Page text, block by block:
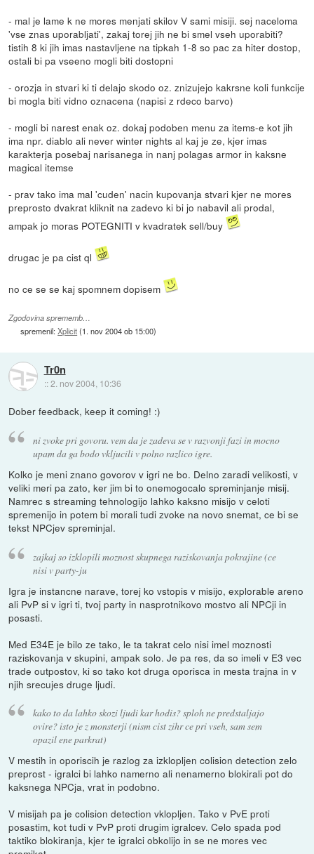
- mal je lame k ne mores menjati skilov V sami misiji. sej naceloma
'vse znas uporabljati', zakaj torej jih ne bi smel vseh uporabiti?
tistih 8 ki jih imas nastavljene na tipkah 1-8 so pac za hiter dostop,
ostali bi pa vseeno mogli biti dostopni
- orozja in stvari ki ti delajo skodo oz. znizujejo kakrsne koli funkcije
bi mogla biti vidno oznacena (napisi z rdeco barvo)
- mogli bi narest enak oz. dokaj podoben menu za items-e kot jih
ima npr. diablo ali never winter nights al kaj je ze, kjer imas
karakterja posebaj narisanega in nanj polagas armor in kaksne
magical itemse
- prav tako ima mal 'cuden' nacin kupovanja stvari kjer ne mores
preprosto dvakrat kliknit na zadevo ki bi jo nabavil ali prodal,
ampak jo moras POTEGNITI v kvadratek sell/buy
drugac je pa cist ql
no ce se se kaj spomnem dopisem
Zgodovina sprememb…
spremenil:Xplicit(1. nov 2004 ob 15:00)
Tr0n
::2. nov 2004, 10:36
Dober feedback, keep it coming! :)
ni zvoke pri govoru. vem da je zadeva se v razvonji fazi in mocno
upam da ga bodo vkljucili v polno razlico igre.
Kolko je meni znano govorov v igri ne bo. Delno zaradi velikosti, v
veliki meri pa zato, ker jim bi to onemogocalo spreminjanje misij.
Namrec s streaming tehnologijo lahko kaksno misijo v celoti
spremenijo in potem bi morali tudi zvoke na novo snemat, ce bi se
tekst NPCjev spreminjal.
zajkaj so izklopili moznost skupnega raziskovanja pokrajine (ce
nisi v party-ju
Igra je instancne narave, torej ko vstopis v misijo, explorable areno
ali PvP si v igri ti, tvoj party in nasprotnikovo mostvo ali NPCji in
posasti.
Med E34E je bilo ze tako, le ta takrat celo nisi imel moznosti
raziskovanja v skupini, ampak solo. Je pa res, da so imeli v E3 vec
trade outpostov, ki so tako kot druga oporisca in mesta trajna in v
njih srecujes druge ljudi.
kako to da lahko skozi ljudi kar hodis? sploh ne predstaljajo
ovire? isto je z monsterji (nism cist zihr ce pri vseh, sam sem
opazil ene parkrat)
V mestih in oporiscih je razlog za izklopljen colision detection zelo
preprost - igralci bi lahko namerno ali nenamerno blokirali pot do
kaksnega NPCja, vrat in podobno.
V misijah pa je colision detection vklopljen. Tako v PvE proti
posastim, kot tudi v PvP proti drugim igralcev. Celo spada pod
taktiko blokiranja, kjer te igralci obkolijo in se ne mores vec